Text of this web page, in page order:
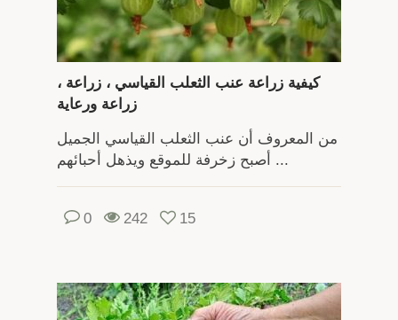
كيفية زراعة عنب الثعلب القياسي ، زراعة ،
زراعة ورعاية
من المعروف أن عنب الثعلب القياسي الجميل
أصبح زخرفة للموقع ويذهل أحبائهم ...
0 242 15